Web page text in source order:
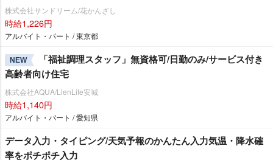
株式会社サンドリーム/花かんざし
時給1,226円
アルバイト・パート / 東京都
NEW
「福祉調理スタッフ」無資格可/日勤のみ/サービス付き
高齢者向け住宅
株式会社AQUA/LienLife安城
時給1,140円
アルバイト・パート / 愛知県
データ入力・タイピング/天気予報のかんたん入力気温・降水確
率をポチポチ入力